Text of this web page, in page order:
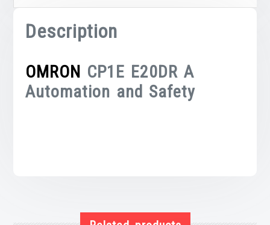
Description
OMRON CP1E E20DR A
Automation and Safety